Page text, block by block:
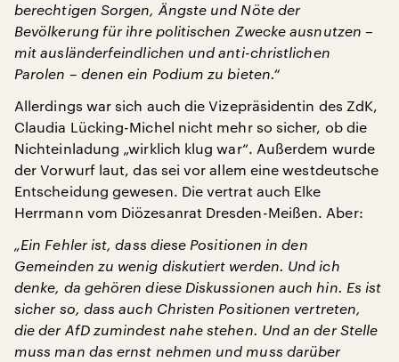
berechtigen Sorgen, Ängste und Nöte der
Bevölkerung für ihre politischen Zwecke ausnutzen –
mit ausländerfeindlichen und anti-christlichen
Parolen – denen ein Podium zu bieten.“
Allerdings war sich auch die Vizepräsidentin des ZdK,
Claudia Lücking-Michel nicht mehr so sicher, ob die
Nichteinladung „wirklich klug war“. Außerdem wurde
der Vorwurf laut, das sei vor allem eine westdeutsche
Entscheidung gewesen. Die vertrat auch Elke
Herrmann vom Diözesanrat Dresden-Meißen. Aber:
„Ein Fehler ist, dass diese Positionen in den
Gemeinden zu wenig diskutiert werden. Und ich
denke, da gehören diese Diskussionen auch hin. Es ist
sicher so, dass auch Christen Positionen vertreten,
die der AfD zumindest nahe stehen. Und an der Stelle
muss man das ernst nehmen und muss darüber